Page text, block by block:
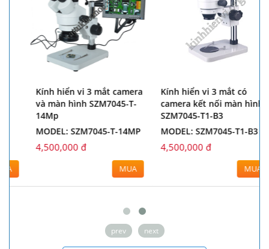
Kính hiển vi 3 mắt camera
và màn hình SZM7045-T-
14Mp
MODEL: SZM7045-T-14MP
4,500,000 đ
Kính hiển vi 3 mắt có
camera kết nối màn hình
SZM7045-T1-B3
MODEL: SZM7045-T1-B3
4,500,000 đ
prev next